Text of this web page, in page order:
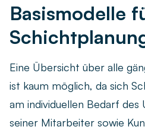
Basismodelle
Eine Übersicht über alle
ist kaum möglich, da sich
am individuellen Bedarf des
seiner Mitarbeiter sowie